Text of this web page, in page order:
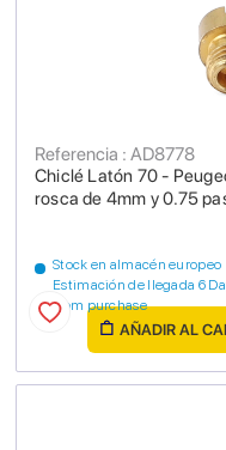
Chiclé Latón 70 -
rosca de 4mm y 0.75
Referencia : AD8778
Stock en almacén europeo
Estimación de llegada 6
from purchase
AÑADIR AL